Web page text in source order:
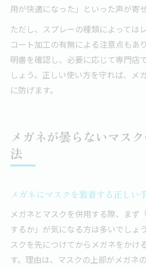
用が快適になった」といった声が寄
ただし、スプレーの種類によっては
コート加工の有無による注意点もあ
明書を確認し、必要に応じて専門店
しょう。正しい使い方を守れば、メ
に防げます。
メガネが曇らないマス
法
メガネにマスクを装着する正しい
メガネとマスクを併用する際、まず
するか」が気になる方は多いでしょ
スクを先につけてからメガネをかけ
す。理由は、マスクの上部がメガネ